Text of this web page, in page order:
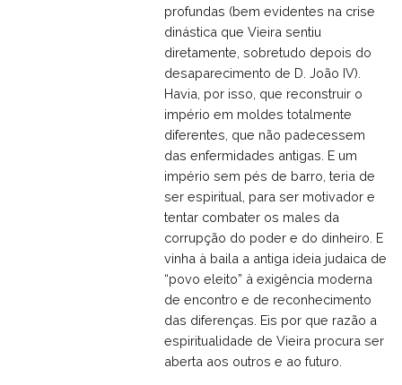
profundas (bem evidentes na crise
dinástica que Vieira sentiu
diretamente, sobretudo depois do
desaparecimento de D. João IV).
Havia, por isso, que reconstruir o
império em moldes totalmente
diferentes, que não padecessem
das enfermidades antigas. E um
império sem pés de barro, teria de
ser espiritual, para ser motivador e
tentar combater os males da
corrupção do poder e do dinheiro. E
vinha à baila a antiga ideia judaica de
“povo eleito” à exigência moderna
de encontro e de reconhecimento
das diferenças. Eis por que razão a
espiritualidade de Vieira procura ser
aberta aos outros e ao futuro.